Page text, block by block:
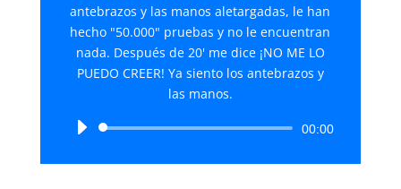
antebrazos y las manos aletargadas, le han
hecho "50.000" pruebas y no le encuentran
nada. Después de 20' me dice ¡NO ME LO
PUEDO CREER! Ya siento los antebrazos y
las manos.
Reproductor
audio
00:00